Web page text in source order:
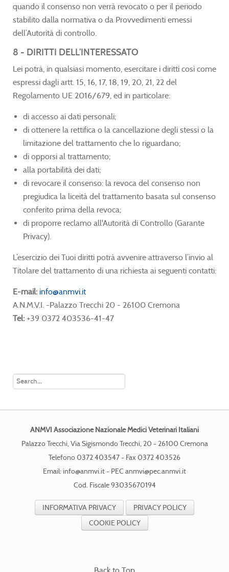
quando il consenso non verrà revocato o per il periodo
stabilito dalla normativa o da Provvedimenti emessi
dell’Autorità di controllo.
8 - DIRITTI DELL’INTERESSATO
Lei potrà, in qualsiasi momento, esercitare i diritti così come
espressi dagli artt. 15, 16, 17, 18, 19, 20, 21, 22 del
Regolamento UE 2016/679, ed in particolare:
di accesso ai dati personali;
di ottenere la rettifica o la cancellazione degli stessi o la
limitazione del trattamento che lo riguardano;
di opporsi al trattamento;
alla portabilità dei dati;
di revocare il consenso: la revoca del consenso non
pregiudica la liceità del trattamento basata sul consenso
conferito prima della revoca;
di proporre reclamo all'Autorità di Controllo (Garante
Privacy).
L’esercizio dei Tuoi diritti potrà avvenire attraverso l’invio al
Titolare del trattamento di una richiesta ai seguenti contatti:
E-mail: info@anmvi.it
A.N.M.V.I. -Palazzo Trecchi 20 - 26100 Cremona
Tel: +39 0372 403536-41-47
ANMVI Associazione Nazionale Medici Veterinari Italiani
Palazzo Trecchi, Via Sigismondo Trecchi, 20 - 26100 Cremona
Telefono 0372 403547 - Fax 0372 403526
Email: info@anmvi.it- PEC anmvi@pec.anmvi.it
Cod. Fiscale 93035670194
INFORMATIVA PRIVACY
PRIVACY POLICY
COOKIE POLICY
Back to Top